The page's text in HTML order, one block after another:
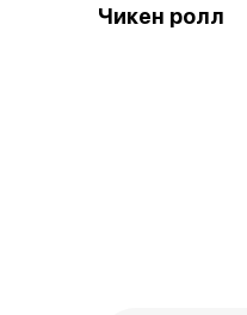
Чикен ролл